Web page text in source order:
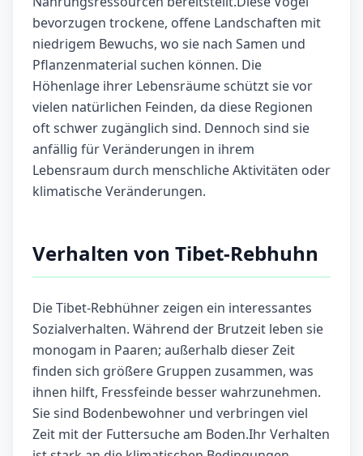
bevorzugen trockene, offene Landschaften mit
niedrigem Bewuchs, wo sie nach Samen und
Pflanzenmaterial suchen können. Die
Höhenlage ihrer Lebensräume schützt sie vor
vielen natürlichen Feinden, da diese Regionen
oft schwer zugänglich sind. Dennoch sind sie
anfällig für Veränderungen in ihrem
Lebensraum durch menschliche Aktivitäten oder
klimatische Veränderungen.
Verhalten von Tibet-Rebhuhn
Die Tibet-Rebhühner zeigen ein interessantes
Sozialverhalten. Während der Brutzeit leben sie
monogam in Paaren; außerhalb dieser Zeit
finden sich größere Gruppen zusammen, was
ihnen hilft, Fressfeinde besser wahrzunehmen.
Sie sind Bodenbewohner und verbringen viel
Zeit mit der Futtersuche am Boden.Ihr Verhalten